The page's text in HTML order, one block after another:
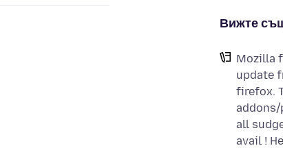
Вижте
Mozilla
update
firefox.
all
avail !